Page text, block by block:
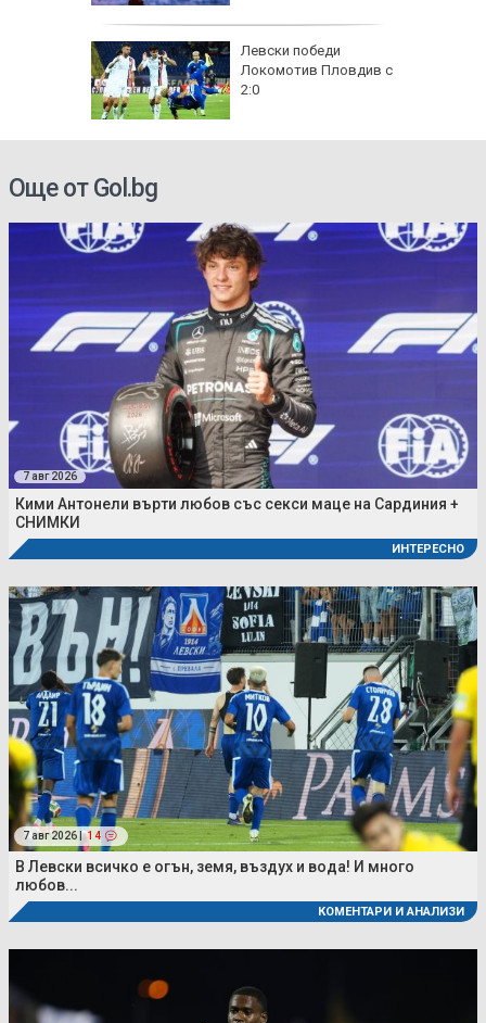
Левски победи
Локомотив Пловдив с
2:0
Още от Gol.bg
7 авг 2026
Кими Антонели върти любов със секси маце на Сардиния +
СНИМКИ
ИНТЕРЕСНО
7 авг 2026 | 14
В Левски всичко е огън, земя, въздух и вода! И много
любов...
КОМЕНТАРИ И АНАЛИЗИ